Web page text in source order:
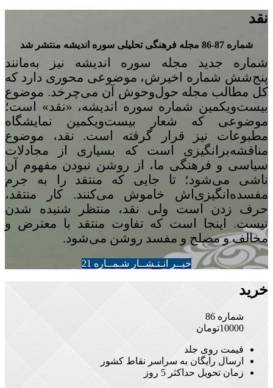
نقد
شماره 87-86 مجله‌ فرهنگی تحلیلی سوره‌ اندیشه منتشر شد
شماره‌ جدید مجله سوره اندیشه نیز به‌مانند
پنجشش شماره‌ اخیرش، موضوعی محوری دارد که
کل مطالب مجله حول‌وحوش آن می‌چرخد. موضوع
بیست‌ویکمین شماره‌ سوره‌ اندیشه، «نقد» است؛
موضوعی که شعار بیست‌ویکمین نمایشگاه
مطبوعات نیز قرار گرفته است. نقد، موضوع
مناقشه‌برانگیزی است که بسیاری از مجادلات
سیاسی و فرهنگی ما، از روشن نبودن مفهوم آن
ناشی می‌شود؛ تا جایی که منتقد را به جرم
مفسده‌انگیزی‌اش خاموش می‌کنند. کار منتقد،
حرف زدن است ولی نقد، منتظر شنیده شدن
نیست. اینجا است که تفاوت منتقد با معترض و
مخالف و مصلح و مفسد روشن می‌شود.
خبــر انـتـشــار شـمــاره 21
خرید
شماره 86
10000تومان
قیمت روی جلد
ارسال رایگان به سراسر نقاط کشور
زمان تحویل حداکثر 5 روز